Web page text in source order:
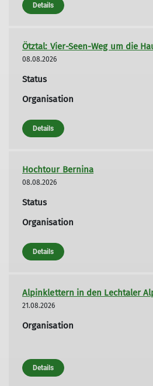
Details
Ötztal: Vier-Seen-Weg um die
08.08.2026
Status
Organisation
Details
Hochtour Bernina
08.08.2026
Status
Organisation
Details
Alpinklettern in den Lechtaler
21.08.2026
Organisation
Details